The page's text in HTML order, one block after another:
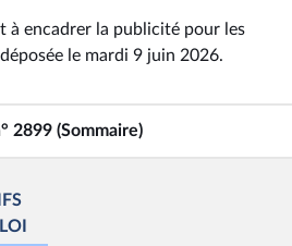
à encadrer la publicité pour les
le mardi 9 juin 2026.
2899 (Sommaire)